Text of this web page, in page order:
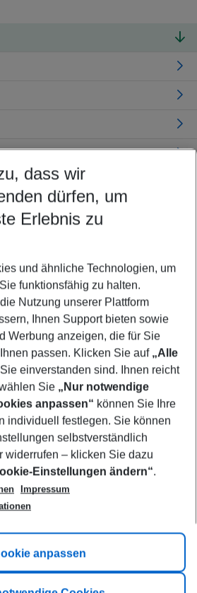
suits your best
27 5-8 nights
more filter
dass wir
dürfen, um
Erlebnis zu
und ähnliche Technologien, um
funktionsfähig zu halten.
Nutzung unserer Plattform
Ihnen Support bieten sowie
Werbung anzeigen, die für Sie
passen. Klicken Sie auf „Alle
einverstanden sind. Ihnen reicht
Sie „Nur notwendige
anpassen“ können Sie Ihre
individuell festlegen. Sie können
selbstverständlich
widerrufen – klicken Sie dazu
Einstellungen ändern“.
Impressum
anpassen